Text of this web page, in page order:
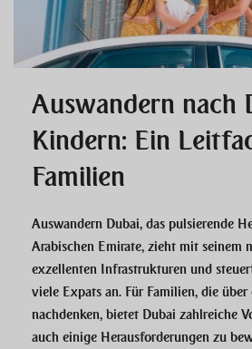
Auswandern nach
Kindern: Ein
Familien
Auswandern Dubai, das pulsierende
Arabischen Emirate, zieht mit seinem
exzellenten Infrastrukturen und
viele Expats an. Für Familien, die
nachdenken, bietet Dubai zahlreiche
auch einige Herausforderungen zu